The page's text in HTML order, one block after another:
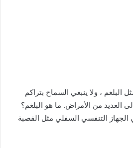
، ولا ينبغي السماح بتراكم
العديد من الأمراض. ما هو البلغم؟
الجهاز التنفسي السفلي مثل القصبة